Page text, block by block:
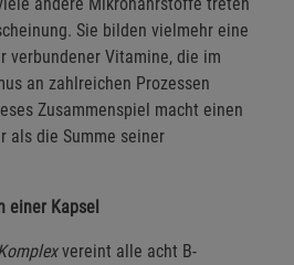
Sie bilden vielmehr eine
verbundener Vitamine, die im
an zahlreichen Prozessen
Zusammenspiel macht einen
als die Summe seiner
einer Kapsel
vereint alle acht B-